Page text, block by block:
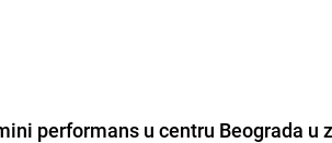
performans u centru Beograda u